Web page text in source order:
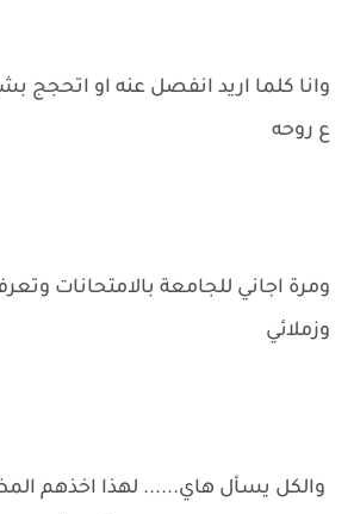
وانا كلما اريد انفصل عنه او اتحجج
ع روحه
ومرة اجاني للجامعة بالامتحانات
وزملائي
والكل يسأل هاي...... لهذا اخذهم